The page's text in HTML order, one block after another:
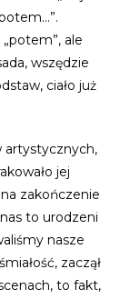
ale
wszędzie
ciało już
artystycznych,
jej
zakończenie
to urodzeni
nasze
zaczął
to fakt,